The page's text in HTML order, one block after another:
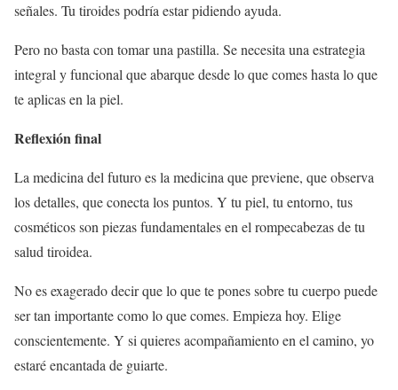
señales. Tu tiroides podría estar pidiendo ayuda.
Pero no basta con tomar una pastilla. Se necesita una estrategia
integral y funcional que abarque desde lo que comes hasta lo que
te aplicas en la piel.
Reflexión final
La medicina del futuro es la medicina que previene, que observa
los detalles, que conecta los puntos. Y tu piel, tu entorno, tus
cosméticos son piezas fundamentales en el rompecabezas de tu
salud tiroidea.
No es exagerado decir que lo que te pones sobre tu cuerpo puede
ser tan importante como lo que comes. Empieza hoy. Elige
conscientemente. Y si quieres acompañamiento en el camino, yo
estaré encantada de guiarte.